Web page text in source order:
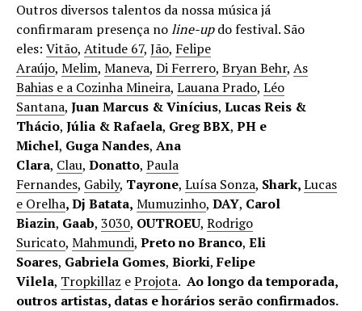
Outros diversos talentos da nossa música já
confirmaram presença noline-updo festival. São
eles: Vitão, Atitude 67, Jão, Felipe
Araújo, Melim, Maneva, Di Ferrero, Bryan Behr, As
Bahias e a Cozinha Mineira, Lauana Prado, Léo
Santana, Juan Marcus & Vinícius, Lucas Reis &
Thácio, Júlia & Rafaela, Greg BBX, PH e
Michel, Guga Nandes, Ana
Clara, Clau, Donatto, Paula
Fernandes, Gabily, Tayrone, Luísa Sonza, Shark,Lucas
e Orelha, Dj Batata, Mumuzinho, DAY, Carol
Biazin, Gaab, 3030, OUTROEU, Rodrigo
Suricato, Mahmundi, Preto no Branco, Eli
Soares, Gabriela Gomes, Biorki,Felipe
Vilela, Tropkillaz eProjota. Ao longo da temporada,
outros artistas, datas e horários serão confirmados.